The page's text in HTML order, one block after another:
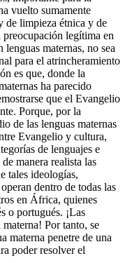
vuelto sumamente
de limpieza étnica y de
preocupación legítima en
maternas, no sea
para el atrincheramiento
es que, donde la
ha parecido
que el Evangelio
Porque, por la
de las lenguas maternas
Evangelio y cultura,
de lenguajes e
manera realista las
tales ideologías,
dentro de todas las
en África, quienes
o portugués. ¡Las
Por tanto, se
materna penetre de una
poder resolver el